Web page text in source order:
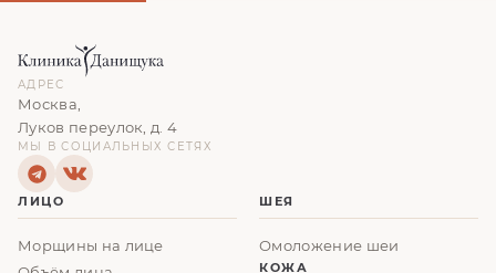
АДРЕС
Москва,
Луков переулок, д. 4
МЫ В СОЦИАЛЬНЫХ СЕТЯХ
ЛИЦО
Морщины на лице
ШЕЯ
Омоложение шеи
КОЖА